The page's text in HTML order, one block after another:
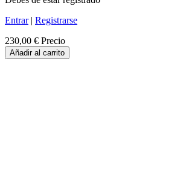
Entrar| Registrarse
230,00 € Precio
Añadir al carrito